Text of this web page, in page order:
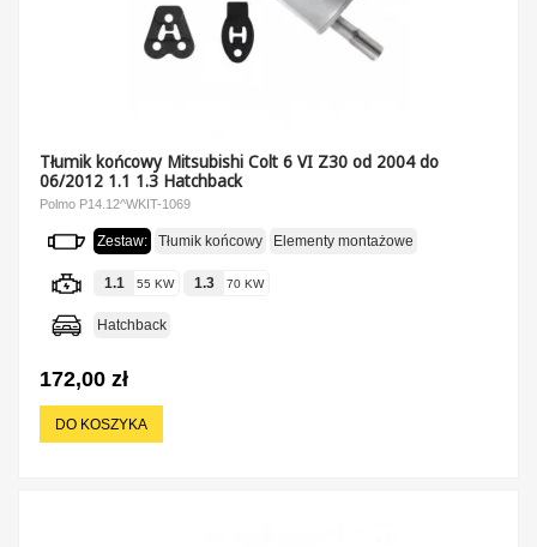
Tłumik końcowy Mitsubishi Colt 6 VI Z30 od 2004 do
06/2012 1.1 1.3 Hatchback
Polmo P14.12^WKIT-1069
Zestaw: Tłumik końcowy Elementy montażowe
1.1 55 KW 1.3 70 KW
Hatchback
172,00 zł
DO KOSZYKA